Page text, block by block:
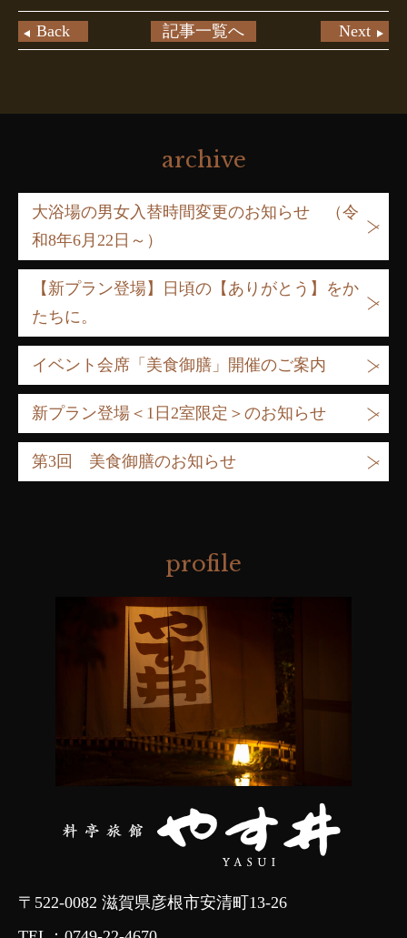
記事一覧へ
Back Next
profile
〒522-0082 滋賀県彦根市安清町13-26
archive
大浴場の男女入替時間変更のお知らせ （令
和8年6月22日～）
【新プラン登場】日頃の【ありがとう】をか
たちに。
イベント会席「美食御膳」開催のご案内
新プラン登場＜1日2室限定＞のお知らせ
第3回 美食御膳のお知らせ